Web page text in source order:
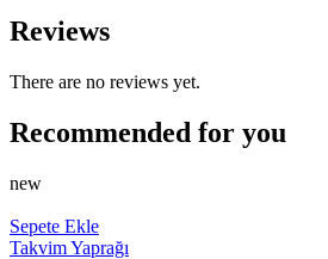
Reviews
There are no reviews yet.
Recommended for you
new
Sepete Ekle
Takvim Yaprağı